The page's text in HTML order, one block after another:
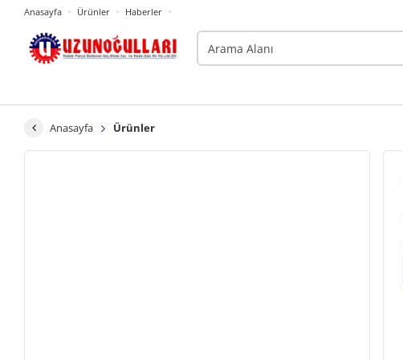
Anasayfa Ürünler Haberler
Anasayfa Ürünler